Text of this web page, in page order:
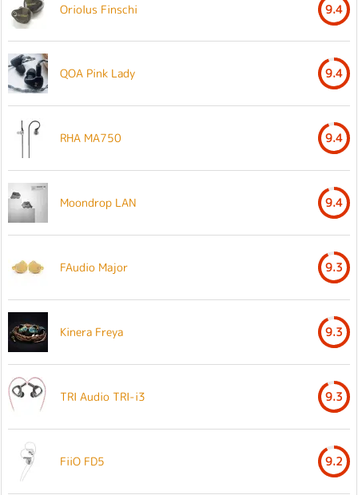
Oriolus Finschi 9.4
QOA Pink Lady 9.4
RHA MA750 9.4
Moondrop LAN 9.4
FAudio Major 9.3
Kinera Freya 9.3
TRI Audio TRI-i3 9.3
FiiO FD5 9.2